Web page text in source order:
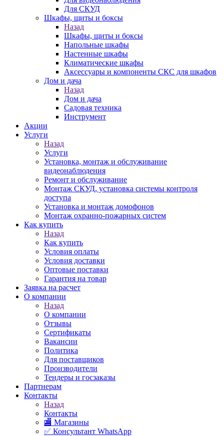
Для СКУД
Шкафы, щиты и боксы
Назад
Шкафы, щиты и боксы
Напольные шкафы
Настенные шкафы
Климатические шкафы
Аксессуары и компоненты СКС для шкафов
Дом и дача
Назад
Дом и дача
Садовая техника
Инструмент
Акции
Услуги
Назад
Услуги
Установка, монтаж и обслуживание
видеонаблюдения
Ремонт и обслуживание
Монтаж СКУД, установка системы контроля
доступа
Установка и монтаж домофонов
Монтаж охранно-пожарных систем
Как купить
Назад
Как купить
Условия оплаты
Условия доставки
Оптовые поставки
Гарантия на товар
Заявка на расчет
О компании
Назад
О компании
Отзывы
Сертификаты
Вакансии
Политика
Для поставщиков
Производители
Тендеры и госзаказы
Партнерам
Контакты
Назад
Контакты
🏬 Магазины
✅️ Консультант WhatsApp